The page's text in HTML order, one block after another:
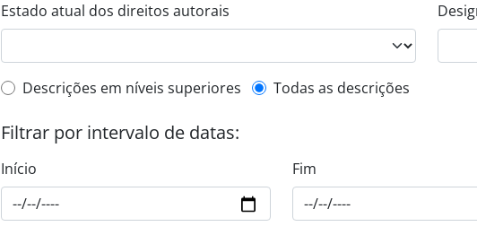
Estado atual dos direitos autorais
Filtro de descrição de nível superior
Descrições em níveis superiores Todas as descrições
Filtrar por intervalo de datas:
Início Fim